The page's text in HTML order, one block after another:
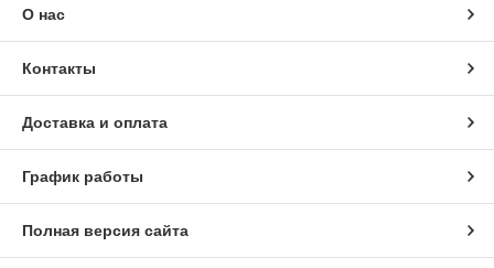
О нас
Контакты
Доставка и оплата
График работы
Полная версия сайта